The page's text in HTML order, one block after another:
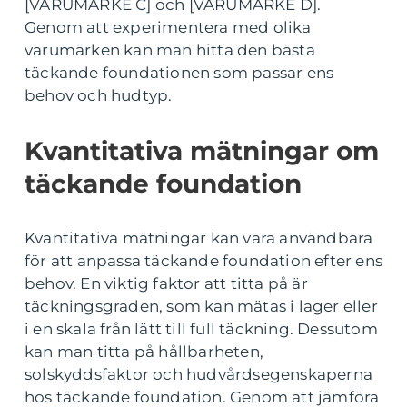
[VARUMÄRKE C] och [VARUMÄRKE D].
Genom att experimentera med olika
varumärken kan man hitta den bästa
täckande foundationen som passar ens
behov och hudtyp.
Kvantitativa mätningar om
täckande foundation
Kvantitativa mätningar kan vara användbara
för att anpassa täckande foundation efter ens
behov. En viktig faktor att titta på är
täckningsgraden, som kan mätas i lager eller
i en skala från lätt till full täckning. Dessutom
kan man titta på hållbarheten,
solskyddsfaktor och hudvårdsegenskaperna
hos täckande foundation. Genom att jämföra